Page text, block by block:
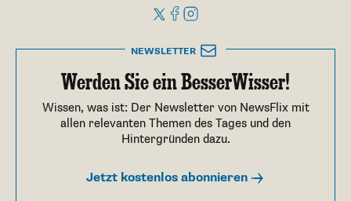
NEWSLETTER
Werden Sie ein BesserWisser!
Wissen, was ist: Der Newsletter von NewsFlix mit
allen relevanten Themen des Tages und den
Hintergründen dazu.
Jetzt kostenlos abonnieren